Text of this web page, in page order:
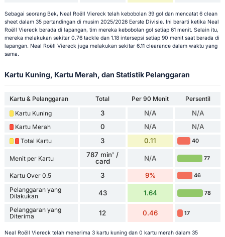
Sebagai seorang Bek, Neal Roëll Viereck telah kebobolan 39 gol dan mencatat 6 clean
sheet dalam 35 pertandingan di musim 2025/2026 Eerste Divisie. Ini berarti ketika Neal
Roëll Viereck berada di lapangan, tim mereka kebobolan gol setiap 61 menit. Selain itu,
mereka melakukan sekitar 0.76 tackle dan 1.18 intersepsi setiap 90 menit saat berada di
lapangan. Neal Roëll Viereck juga melakukan sekitar 6.11 clearance dalam waktu yang
sama.
Kartu Kuning, Kartu Merah, dan Statistik Pelanggaran
Kartu & Pelanggaran Total Per 90 Menit
Persentil
Kartu Kuning
3 N/A N/A
Kartu Merah 0 N/A N/A
Total Kartu 3 0.11 40
Menit per Kartu
787 min' /
card
N/A 77
Kartu Over 0.5 3 9% 46
Pelanggaran yang
Dilakukan
43 1.64 78
Pelanggaran yang
Diterima
12 0.46 17
Neal Roëll Viereck telah menerima 3 kartu kuning dan 0 kartu merah dalam 35